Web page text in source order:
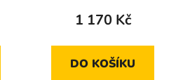
1 170 Kč
DO KOŠÍKU